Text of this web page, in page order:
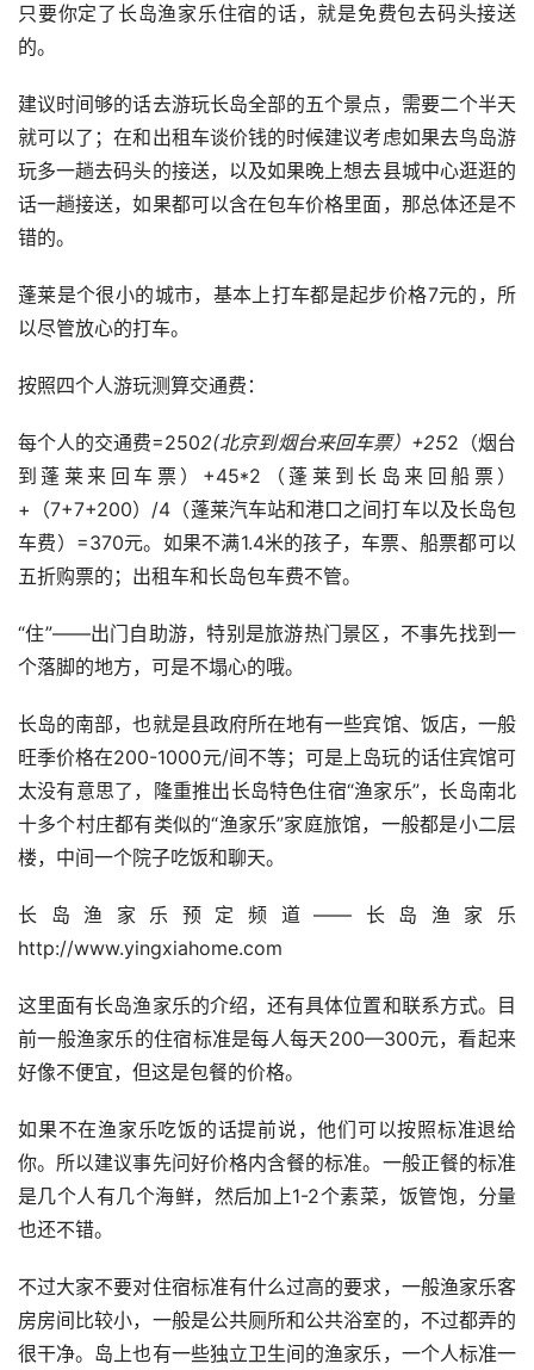
只要你定了长岛渔家乐住宿的话，就是免费包去码头接送
的。
建议时间够的话去游玩长岛全部的五个景点，需要二个半天
就可以了；在和出租车谈价钱的时候建议考虑如果去鸟岛游
玩多一趟去码头的接送，以及如果晚上想去县城中心逛逛的
话一趟接送，如果都可以含在包车价格里面，那总体还是不
错的。
蓬莱是个很小的城市，基本上打车都是起步价格7元的，所
以尽管放心的打车。
按照四个人游玩测算交通费：
每个人的交通费=2502(北京到烟台来回车票）+252（烟台
到蓬莱来回车票）+45*2（蓬莱到长岛来回船票）
+（7+7+200）/4（蓬莱汽车站和港口之间打车以及长岛包
车费）=370元。如果不满1.4米的孩子，车票、船票都可以
五折购票的；出租车和长岛包车费不管。
“住”——出门自助游，特别是旅游热门景区，不事先找到一
个落脚的地方，可是不塌心的哦。
长岛的南部，也就是县政府所在地有一些宾馆、饭店，一般
旺季价格在200-1000元/间不等；可是上岛玩的话住宾馆可
太没有意思了，隆重推出长岛特色住宿“渔家乐”，长岛南北
十多个村庄都有类似的“渔家乐”家庭旅馆，一般都是小二层
楼，中间一个院子吃饭和聊天。
长岛渔家乐预定频道——长岛渔家乐
http://www.yingxiahome.com
这里面有长岛渔家乐的介绍，还有具体位置和联系方式。目
前一般渔家乐的住宿标准是每人每天200—300元，看起来
好像不便宜，但这是包餐的价格。
如果不在渔家乐吃饭的话提前说，他们可以按照标准退给
你。所以建议事先问好价格内含餐的标准。一般正餐的标准
是几个人有几个海鲜，然后加上1-2个素菜，饭管饱，分量
也还不错。
不过大家不要对住宿标准有什么过高的要求，一般渔家乐客
房房间比较小，一般是公共厕所和公共浴室的，不过都弄的
很干净。岛上也有一些独立卫生间的渔家乐，一个人标准一